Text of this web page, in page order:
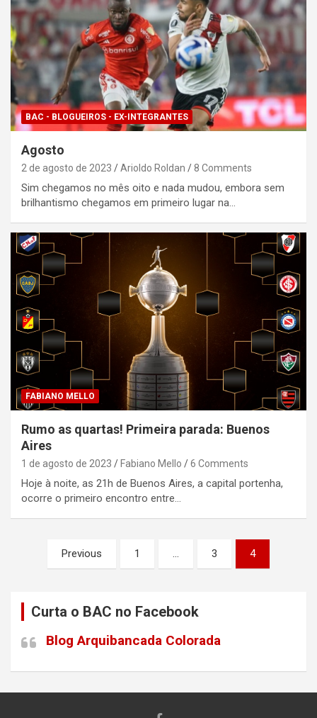
BAC - BLOGUEIROS - EX-INTEGRANTES
Agosto
2 de agosto de 2023 Arioldo Roldan 8 Comments
Sim chegamos no mês oito e nada mudou, embora sem
brilhantismo chegamos em primeiro lugar na…
FABIANO MELLO
Rumo as quartas! Primeira parada: Buenos
Aires
1 de agosto de 2023 Fabiano Mello 6 Comments
Hoje à noite, as 21h de Buenos Aires, a capital portenha,
ocorre o primeiro encontro entre…
Paginação
Previous 1 … 3 4
Curta o BAC no Facebook
Blog Arquibancada Colorada